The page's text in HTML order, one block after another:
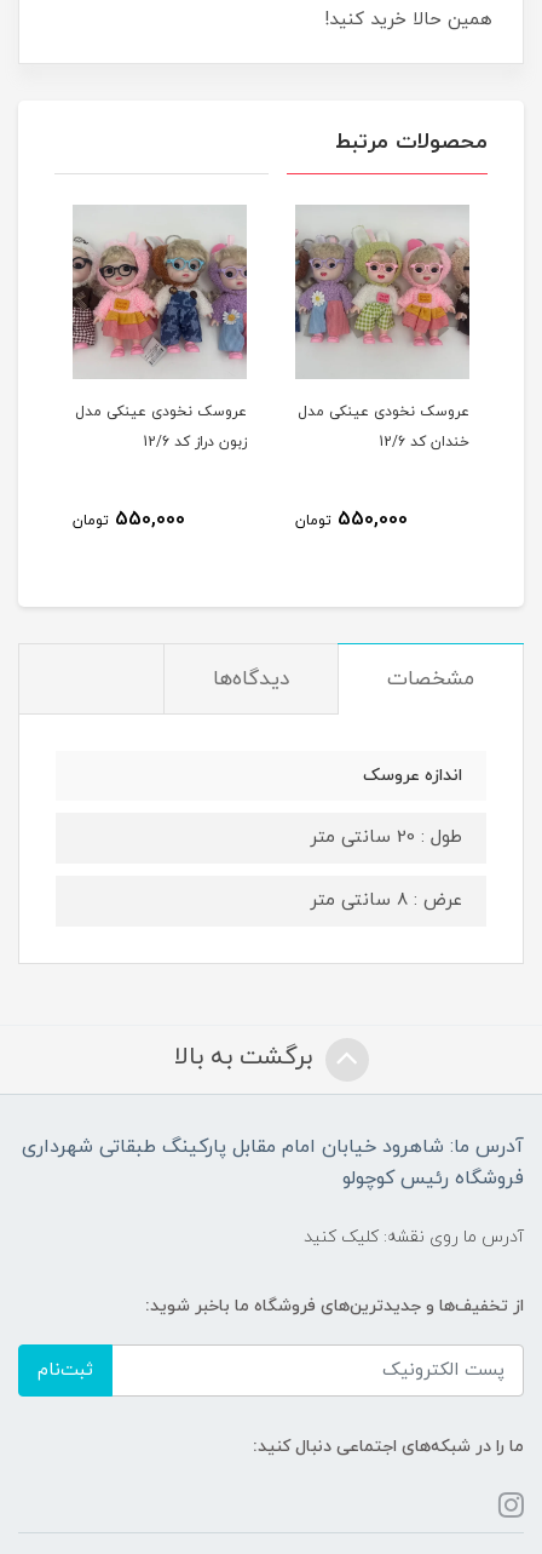
همین حالا خرید کنید!
محصولات مرتبط
عروسک نخودی عینکی مدل
خندان کد 12/6
550,000 تومان
عروسک نخودی عینکی مدل
زبون دراز کد 12/6
550,000 تومان
مشخصات دیدگاه‌ها
اندازه عروسک
طول : 20 سانتی متر
عرض : 8 سانتی متر
برگشت به بالا
آدرس ما: شاهرود خیابان امام مقابل پارکینگ طبقاتی شهرداری
فروشگاه رئیس کوچولو
آدرس ما روی نقشه: کلیک کنید
از تخفیف‌ها و جدیدترین‌های فروشگاه ما باخبر شوید:
ثبت‌نام
ما را در شبکه‌های اجتماعی دنبال کنید: